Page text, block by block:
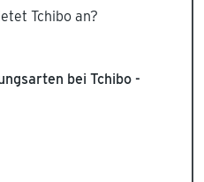
Tchibo an?
bei Tchibo -